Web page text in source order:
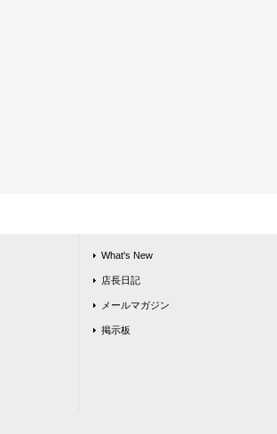
What's New
店長日記
メールマガジン
掲示板